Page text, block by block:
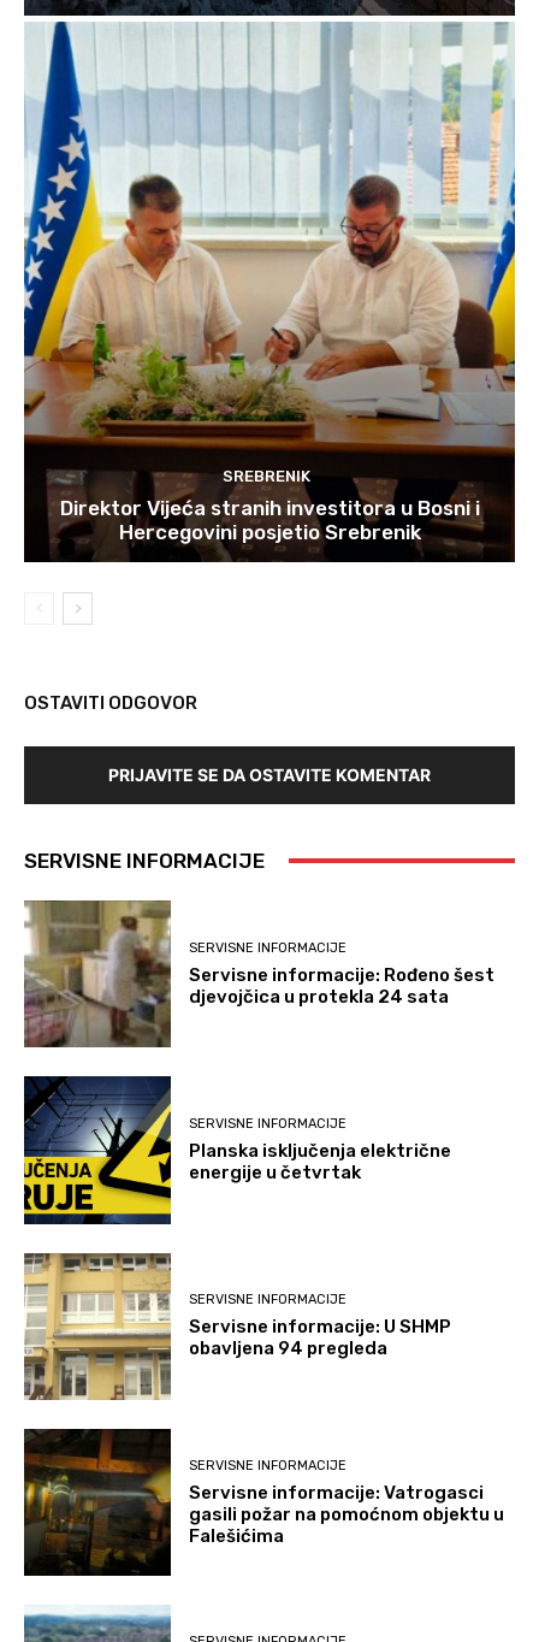
SREBRENIK
Direktor Vijeća stranih investitora u Bosni i
Hercegovini posjetio Srebrenik
OSTAVITI ODGOVOR
PRIJAVITE SE DA OSTAVITE KOMENTAR
SERVISNE INFORMACIJE
SERVISNE INFORMACIJE
Servisne informacije: Rođeno šest
djevojčica u protekla 24 sata
SERVISNE INFORMACIJE
Planska isključenja električne
energije u četvrtak
SERVISNE INFORMACIJE
Servisne informacije: U SHMP
obavljena 94 pregleda
SERVISNE INFORMACIJE
Servisne informacije: Vatrogasci
gasili požar na pomoćnom objektu u
Falešićima